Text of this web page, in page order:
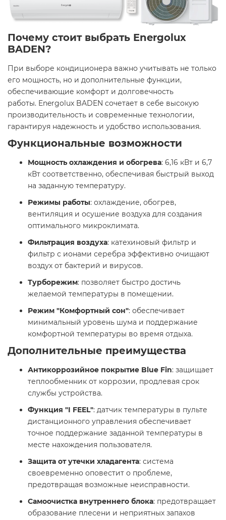
Почему стоит выбрать Energolux
BADEN?
При выборе кондиционера важно учитывать не только
его мощность, но и дополнительные функции,
обеспечивающие комфорт и долговечность
работы. Energolux BADEN сочетает в себе высокую
производительность и современные технологии,
гарантируя надежность и удобство использования.​
Функциональные возможности
Мощность охлаждения и обогрева: 6,16 кВт и 6,7
кВт соответственно, обеспечивая быстрый выход
на заданную температуру. ​
Режимы работы: охлаждение, обогрев,
вентиляция и осушение воздуха для создания
оптимального микроклимата.​
Фильтрация воздуха: катехиновый фильтр и
фильтр с ионами серебра эффективно очищают
воздух от бактерий и вирусов. ​
Турборежим: позволяет быстро достичь
желаемой температуры в помещении.​
Режим "Комфортный сон": обеспечивает
минимальный уровень шума и поддержание
комфортной температуры во время отдыха.​
Дополнительные преимущества
Антикоррозийное покрытие Blue Fin: защищает
теплообменник от коррозии, продлевая срок
службы устройства. ​
Функция "I FEEL": датчик температуры в пульте
дистанционного управления обеспечивает
точное поддержание заданной температуры в
месте нахождения пользователя.​
Защита от утечки хладагента: система
своевременно оповестит о проблеме,
предотвращая возможные неисправности.​
Самоочистка внутреннего блока: предотвращает
образование плесени и неприятных запахов